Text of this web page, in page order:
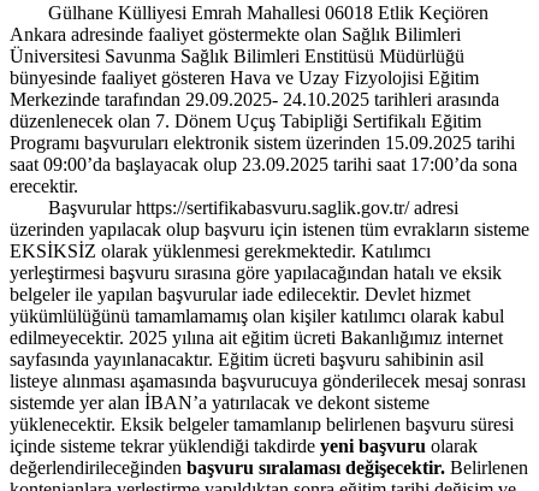
Gülhane Külliyesi Emrah Mahallesi 06018 Etlik Keçiören
Ankara adresinde faaliyet göstermekte olan Sağlık Bilimleri
Üniversitesi Savunma Sağlık Bilimleri Enstitüsü Müdürlüğü
bünyesinde faaliyet gösteren Hava ve Uzay Fizyolojisi Eğitim
Merkezinde tarafından 29.09.2025- 24.10.2025 tarihleri arasında
düzenlenecek olan 7. Dönem Uçuş Tabipliği Sertifikalı Eğitim
Programı başvuruları elektronik sistem üzerinden 15.09.2025 tarihi
saat 09:00’da başlayacak olup 23.09.2025 tarihi saat 17:00’da sona
erecektir.
Başvurular https://sertifikabasvuru.saglik.gov.tr/ adresi
üzerinden yapılacak olup başvuru için istenen tüm evrakların sisteme
EKSİKSİZ olarak yüklenmesi gerekmektedir. Katılımcı
yerleştirmesi başvuru sırasına göre yapılacağından hatalı ve eksik
belgeler ile yapılan başvurular iade edilecektir. Devlet hizmet
yükümlülüğünü tamamlamamış olan kişiler katılımcı olarak kabul
edilmeyecektir. 2025 yılına ait eğitim ücreti Bakanlığımız internet
sayfasında yayınlanacaktır. Eğitim ücreti başvuru sahibinin asil
listeye alınması aşamasında başvurucuya gönderilecek mesaj sonrası
sistemde yer alan İBAN’a yatırılacak ve dekont sisteme
yüklenecektir. Eksik belgeler tamamlanıp belirlenen başvuru süresi
içinde sisteme tekrar yüklendiği takdirde yeni başvuru olarak
değerlendirileceğinden başvuru sıralaması değişecektir. Belirlenen